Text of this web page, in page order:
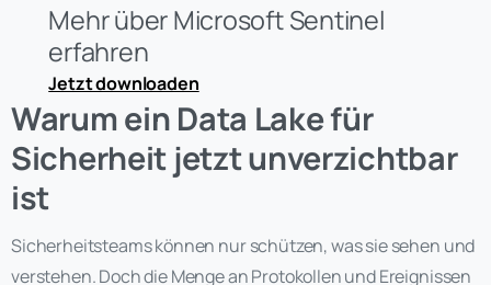
Mehr über Microsoft Sentinel
erfahren
Jetzt downloaden
Warum ein Data Lake für
Sicherheit jetzt unverzichtbar
ist
Sicherheitsteams können nur schützen, was sie sehen und
verstehen. Doch die Menge an Protokollen und Ereignissen